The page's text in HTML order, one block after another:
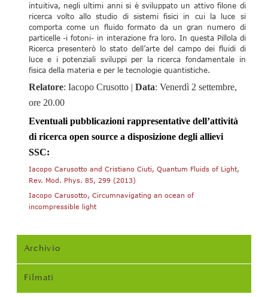
intuitiva, negli ultimi anni si è sviluppato un attivo filone di
ricerca volto allo studio di sistemi fisici in cui la luce si
comporta come un fluido formato da un gran numero di
particelle -i fotoni- in interazione fra loro. In questa Pillola di
Ricerca presenterò lo stato dell’arte del campo dei fluidi di
luce e i potenziali sviluppi per la ricerca fondamentale in
fisica della materia e per le tecnologie quantistiche.
Relatore: Iacopo Crusotto | Data: Venerdì 2 settembre,
ore 20.00
Eventuali pubblicazioni rappresentative dell’attività
di ricerca open source a disposizione degli allievi
SSC:
Iacopo Carusotto and Cristiano Ciuti, Quantum Fluids of Light,
Rev. Mod. Phys. 85, 299 (2013)
Iacopo Carusotto, Circumnavigating an ocean of
incompressible light
Archivio
Filmati